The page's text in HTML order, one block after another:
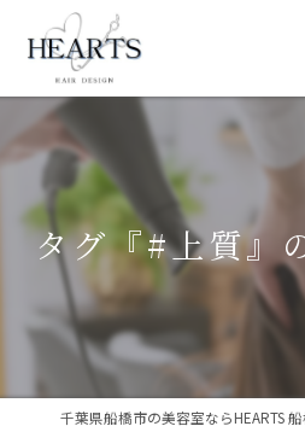
タグ『#上質』